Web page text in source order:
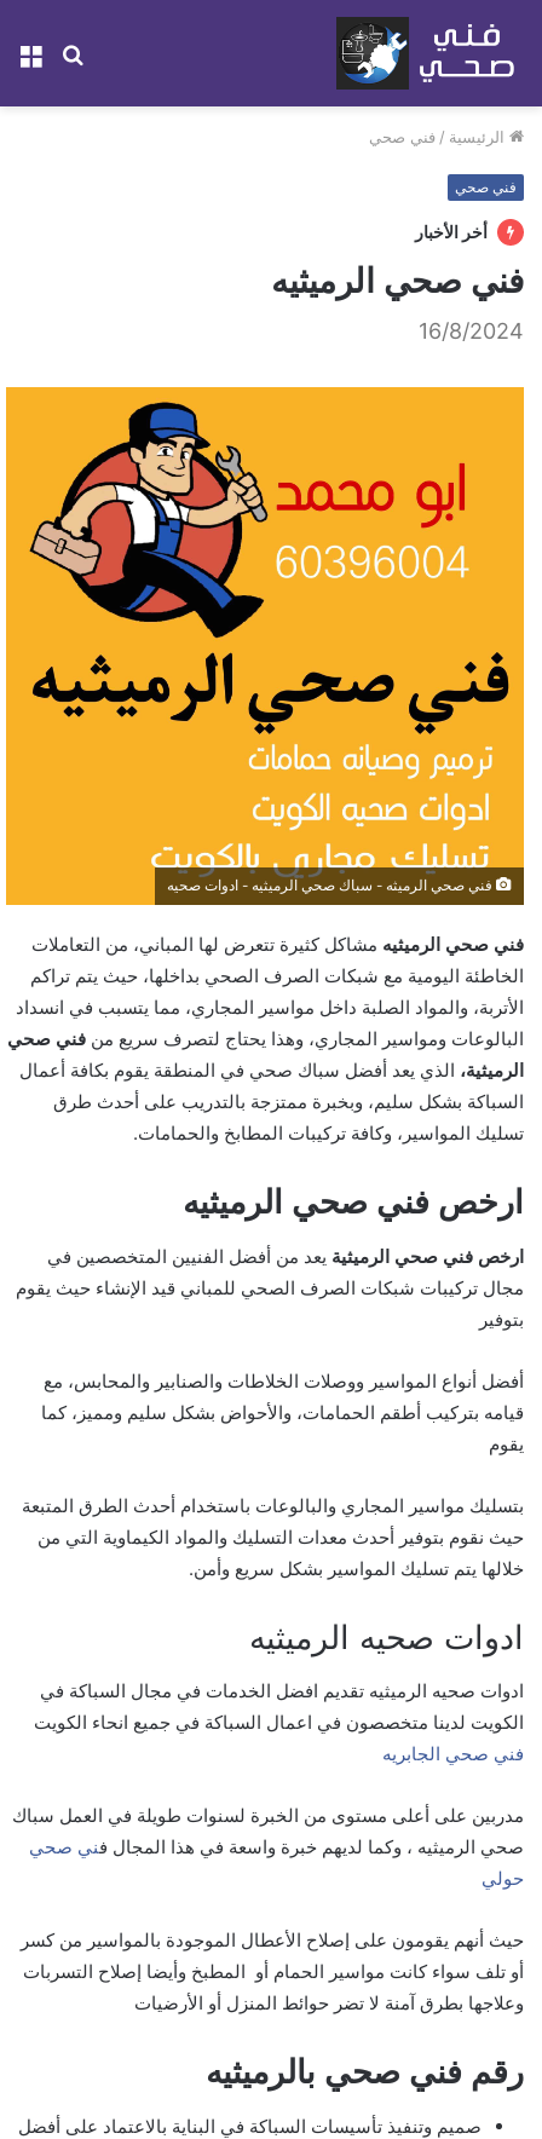
بحث
الرئيسية / فني صحي
فني صحي
أخر الأخبار
فني صحي الرميثيه
16/8/2024
فني صحي الرميثه - سباك صحي الرميثيه - ادوات صحيه
فني صحي الرميثيه مشاكل كثيرة تتعرض لها المباني، من التعاملات
الخاطئة اليومية مع شبكات الصرف الصحي بداخلها، حيث يتم تراكم
الأتربة، والمواد الصلبة داخل مواسير المجاري، مما يتسبب في انسداد
البالوعات ومواسير المجاري، وهذا يحتاج لتصرف سريع من فني صحي
الرميثية، الذي يعد أفضل سباك صحي في المنطقة يقوم بكافة أعمال
السباكة بشكل سليم، وبخبرة ممتزجة بالتدريب على أحدث طرق
تسليك المواسير، وكافة تركيبات المطابخ والحمامات.
ارخص فني صحي الرميثيه
ارخص فني صحي الرميثية يعد من أفضل الفنيين المتخصصين في
مجال تركيبات شبكات الصرف الصحي للمباني قيد الإنشاء حيث يقوم
بتوفير
أفضل أنواع المواسير ووصلات الخلاطات والصنابير والمحابس، مع
قيامه بتركيب أطقم الحمامات، والأحواض بشكل سليم ومميز، كما
يقوم
بتسليك مواسير المجاري والبالوعات باستخدام أحدث الطرق المتبعة
حيث نقوم بتوفير أحدث معدات التسليك والمواد الكيماوية التي من
خلالها يتم تسليك المواسير بشكل سريع وأمن.
ادوات صحيه الرميثيه
ادوات صحيه الرميثيه تقديم افضل الخدمات في مجال السباكة في
الكويت لدينا متخصصون في اعمال السباكة في جميع انحاء الكويت
فني صحي الجابريه
مدربين على أعلى مستوى من الخبرة لسنوات طويلة في العمل سباك
صحي الرميثيه ، وكما لديهم خبرة واسعة في هذا المجال فني صحي
حولي
حيث أنهم يقومون على إصلاح الأعطال الموجودة بالمواسير من كسر
أو تلف سواء كانت مواسير الحمام أو المطبخ وأيضا إصلاح التسربات
وعلاجها بطرق آمنة لا تضر حوائط المنزل أو الأرضيات
رقم فني صحي بالرميثيه
صميم وتنفيذ تأسيسات السباكة في البناية بالاعتماد على أفضل